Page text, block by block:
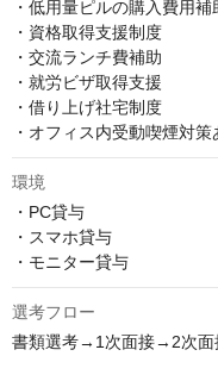
・低用量ピルの購入費用補
・資格取得支援制度
・交流ランチ費補助
・就労ビザ取得支援
・借り上げ社宅制度
・オフィス内受動喫煙対策
環境
・PC貸与
・スマホ貸与
・モニター貸与
選考フロー
書類選考→1次面接→2次